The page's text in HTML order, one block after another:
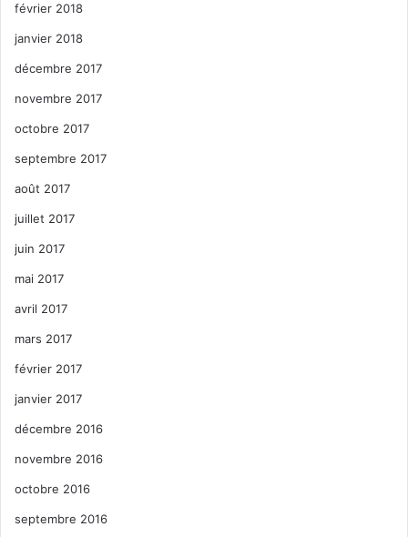
février 2018
janvier 2018
décembre 2017
novembre 2017
octobre 2017
septembre 2017
août 2017
juillet 2017
juin 2017
mai 2017
avril 2017
mars 2017
février 2017
janvier 2017
décembre 2016
novembre 2016
octobre 2016
septembre 2016